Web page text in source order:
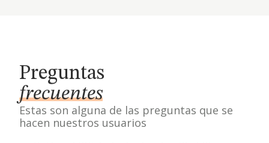
Preguntas
frecuentes
Estas son alguna de las preguntas que se
hacen nuestros usuarios